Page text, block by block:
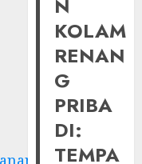
N
KOLAM
RENAN
G
PRIBA
DI:
TEMPA